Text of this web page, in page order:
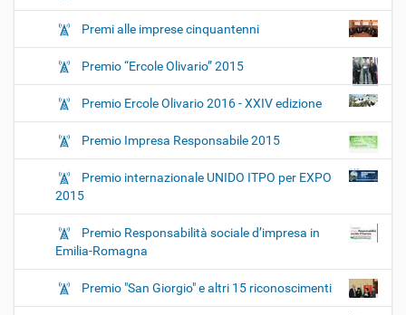
Premi alle imprese cinquantenni
Premio “Ercole Olivario” 2015
Premio Ercole Olivario 2016 - XXIV edizione
Premio Impresa Responsabile 2015
Premio internazionale UNIDO ITPO per EXPO
2015
Premio Responsabilità sociale d’impresa in
Emilia-Romagna
Premio "San Giorgio" e altri 15 riconoscimenti